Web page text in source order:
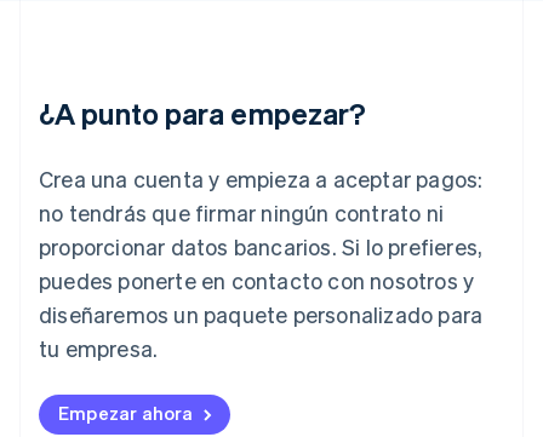
¿A punto para empezar?
Crea una cuenta y empieza a aceptar pagos:
no tendrás que firmar ningún contrato ni
proporcionar datos bancarios. Si lo prefieres,
puedes ponerte en contacto con nosotros y
diseñaremos un paquete personalizado para
tu empresa.
Empezar ahora
India
English
Italia
ItalianoEnglish
Japón
日本語 English
Letonia
Liechtenstein
Lituania